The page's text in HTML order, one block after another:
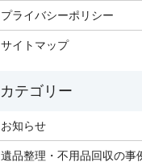
プライバシーポリシー
サイトマップ
お知らせ
遺品整理・不用品回収の事